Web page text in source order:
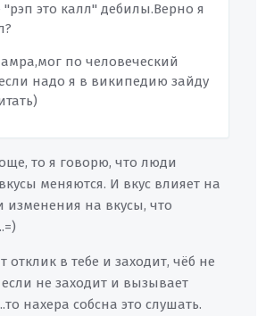
это калл" дебилы.Верно я
по человеческий
надо я в википедию зайду
то я говорю, что люди
меняются. И вкус влияет на
изменения на вкусы, что
отклик в тебе и заходит, чёб не
если не заходит и вызывает
нахера собсна это слушать.